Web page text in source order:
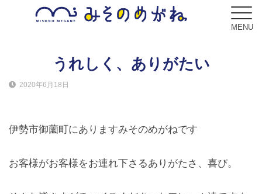
MENU
Concept
サービス
うれしく、ありがたい
2020年6月18日
伊勢市御薗町にありますみそのめがねです
お客様がお客様をお連れ下さるありがたさ、喜び。